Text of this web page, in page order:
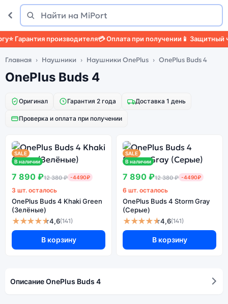
Поиск
Найти
Гарантия производителя💳 Оплата при получении📱 Защитный
Главная Наушники Наушники OnePlus OnePlus Buds 4
OnePlus Buds 4
Оригинал Гарантия 2 года Доставка 1 день
Проверка и оплата при получении
SALE
В наличии
7 890 ₽12 380 ₽ -4490₽
3 шт. осталось
OnePlus Buds 4 Khaki Green
(Зелёные)
★★★★★4,6(141)
В корзину
SALE
В наличии
7 890 ₽12 380 ₽ -4490₽
6 шт. осталось
OnePlus Buds 4 Storm Gray
(Серые)
★★★★★4,6(141)
В корзину
Описание OnePlus Buds 4